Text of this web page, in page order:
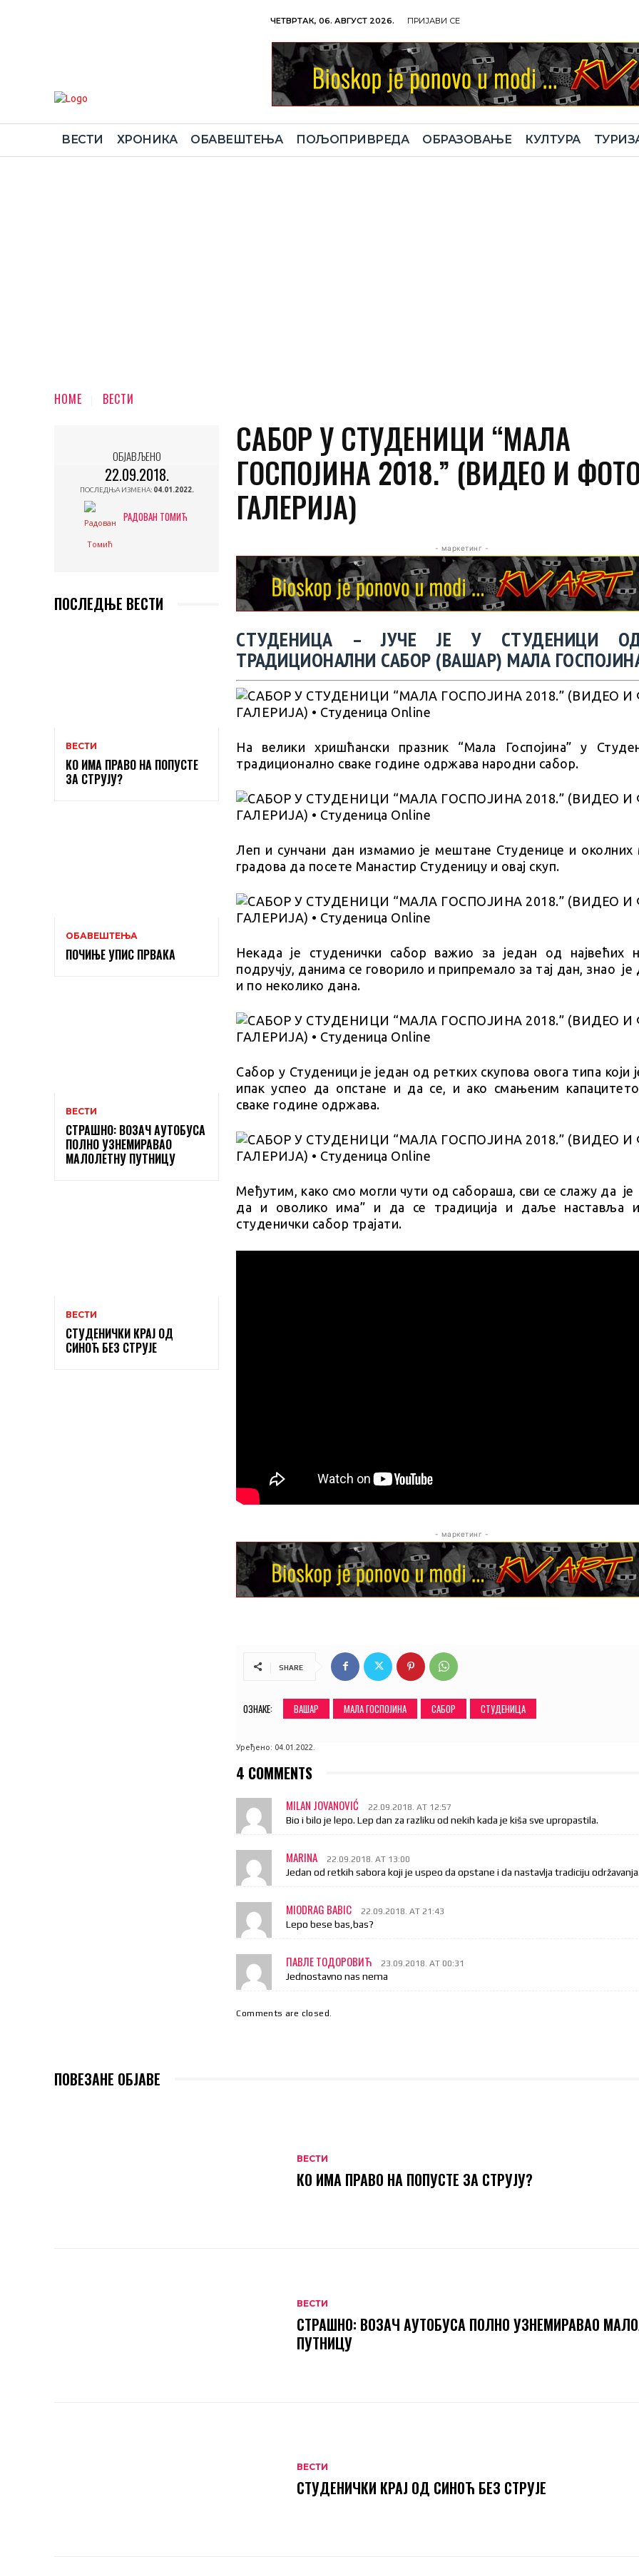
ЧЕТВРТАК, 06. АВГУСТ 2026. ПРИЈАВИ СЕ
ВЕСТИ ХРОНИКА ОБАВЕШТЕЊА ПОЉОПРИВРЕДА ОБРАЗОВАЊЕ КУЛТУРА
HOME ВЕСТИ
ОБЈАВЉЕНО
22.09.2018.
ПОСЛЕДЊА ИЗМЕНА: 04.01.2022.
РАДОВАН ТОМИЋ
ПОСЛЕДЊЕ ВЕСТИ
ВЕСТИ
КО ИМА ПРАВО НА ПОПУСТЕ
ЗА СТРУЈУ?
ОБАВЕШТЕЊА
ПОЧИЊЕ УПИС ПРВАКА
ВЕСТИ
СТРАШНО: ВОЗАЧ АУТОБУСА
ПОЛНО УЗНЕМИРАВАО
МАЛОЛЕТНУ ПУТНИЦУ
ВЕСТИ
СТУДЕНИЧКИ КРАЈ ОД
СИНОЋ БЕЗ СТРУЈЕ
САБОР У СТУДЕНИЦИ “МАЛА
ГОСПОЈИНА 2018.” (ВИДЕО И
ГАЛЕРИЈА)
- маркетинг -
СТУДЕНИЦА – ЈУЧЕ ЈЕ У СТУДЕНИЦИ
ТРАДИЦИОНАЛНИ САБОР (ВАШАР) МАЛА
На велики хришћански празник “Мала Госпојина” у
традиционално сваке године одржава народни сабор.
Леп и сунчани дан измамио је мештане Студенице и околних
градова да посете Манастир Студеницу и овај скуп.
Некада је студенички сабор важио за један од највећих
подручју, данима се говорило и припремало за тај дан, знао је
и по неколико дана.
Сабор у Студеници је један од ретких скупова овога типа који
ипак успео да опстане и да се, и ако смањеним
сваке године одржава.
Међутим, како смо могли чути од сабораша, сви се слажу да
да и оволико има” и да се традиција и даље наставља
студенички сабор трајати.
- маркетинг -
SHARE
ОЗНАКЕ: ВАШАР МАЛА ГОСПОЈИНА САБОР СТУДЕНИЦА
Уређено: 04.01.2022.
4 COMMENTS
MILAN JOVANOVIĆ 22.09.2018. AT 12:57
Bio i bilo je lepo. Lep dan za razliku od nekih kada je kiša sve upropastila.
MARINA 22.09.2018. AT 13:00
Jedan od retkih sabora koji je uspeo da opstane i da nastavlja tradiciju
MIODRAG BABIC 22.09.2018. AT 21:43
Lepo bese bas,bas?
ПАВЛЕ ТОДОРОВИЋ 23.09.2018. AT 00:31
Jednostavno nas nema
Comments are closed.
ПОВЕЗАНЕ ОБЈАВЕ
ВЕСТИ
КО ИМА ПРАВО НА ПОПУСТЕ ЗА СТРУЈУ?
ВЕСТИ
СТРАШНО: ВОЗАЧ АУТОБУСА ПОЛНО УЗНЕМИРАВАО
ПУТНИЦУ
ВЕСТИ
СТУДЕНИЧКИ КРАЈ ОД СИНОЋ БЕЗ СТРУЈЕ